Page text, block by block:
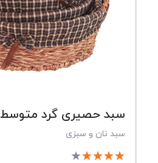
سبد حصیری گرد متوسط
سبد نان و سبزی
★
★
★
★
★